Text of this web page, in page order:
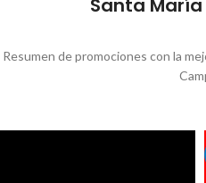
Santa
Resumen de promociones con la